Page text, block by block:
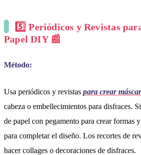
5️⃣ Periódicos y Revistas
Papel DIY 📰
Método:
Usa periódicos y revistas para crear
cabeza o embellecimientos para disfraces.
de papel con pegamento para crear formas
para completar el diseño. Los recortes de
hacer collages o decoraciones de disfraces.